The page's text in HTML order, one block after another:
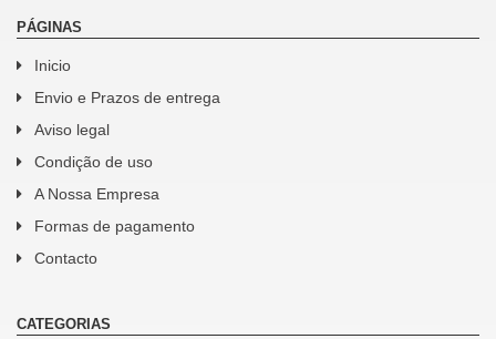
PÁGINAS
Inicio
Envio e Prazos de entrega
Aviso legal
Condição de uso
A Nossa Empresa
Formas de pagamento
Contacto
CATEGORIAS